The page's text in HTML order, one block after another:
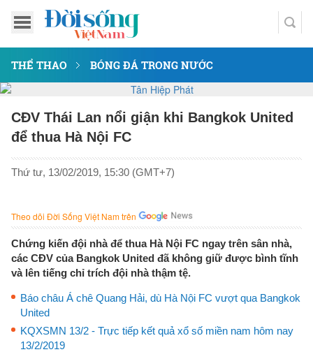
THỂ THAO BÓNG ĐÁ TRONG NƯỚC
CĐV Thái Lan nổi giận khi Bangkok United
để thua Hà Nội FC
Thứ tư, 13/02/2019, 15:30 (GMT+7)
Theo dõi Đời Sống Việt Nam trên
Chứng kiến đội nhà để thua Hà Nội FC ngay trên sân nhà,
các CĐV của Bangkok United đã không giữ được bình tĩnh
và lên tiếng chỉ trích đội nhà thậm tệ.
Báo châu Á chê Quang Hải, dù Hà Nội FC vượt qua Bangkok
United
KQXSMN 13/2 - Trực tiếp kết quả xổ số miền nam hôm nay
13/2/2019